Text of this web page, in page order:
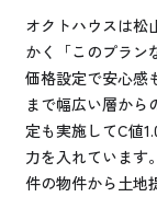
プライバシーポ
オクトハウスは松
かく「このプラン
価格設定で安心感
まで幅広い層から
定も実施してC値
力を入れています
件の物件から土地